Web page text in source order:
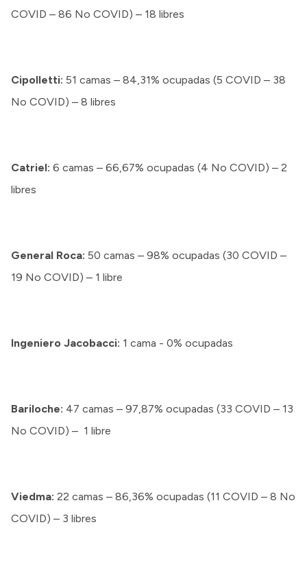
COVID – 86 No COVID) – 18 libres
Cipolletti: 51 camas – 84,31% ocupadas (5 COVID – 38
No COVID) – 8 libres
Catriel: 6 camas – 66,67% ocupadas (4 No COVID) – 2
libres
General Roca: 50 camas – 98% ocupadas (30 COVID –
19 No COVID) – 1 libre
Ingeniero Jacobacci: 1 cama - 0% ocupadas
Bariloche: 47 camas – 97,87% ocupadas (33 COVID – 13
No COVID) – 1 libre
Viedma: 22 camas – 86,36% ocupadas (11 COVID – 8 No
COVID) – 3 libres